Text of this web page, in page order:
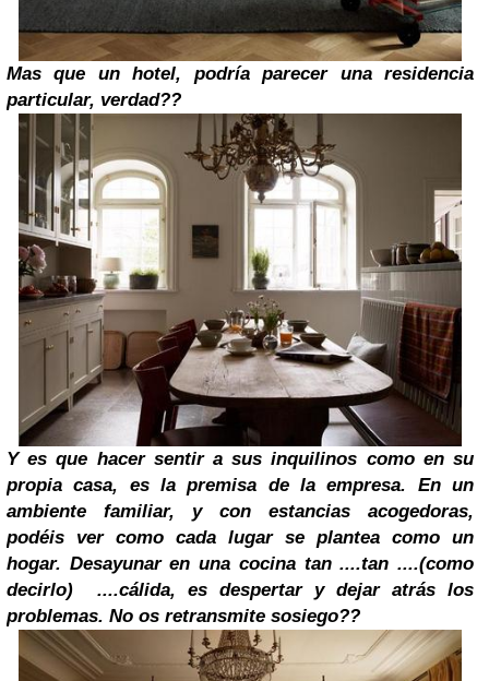
Mas que un hotel, podría parecer una residencia
particular, verdad??
Y es que hacer sentir a sus inquilinos como en su
propia casa, es la premisa de la empresa.
En un
ambiente familiar, y con estancias acogedoras,
podéis ver como cada lugar se plantea como un
hogar. Desayunar en una cocina tan ....tan ....(como
decirlo) ....cálida, es despertar y dejar atrás los
problemas. No os retransmite sosiego??